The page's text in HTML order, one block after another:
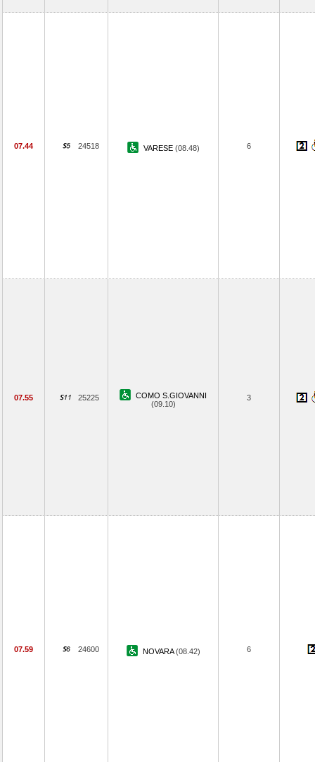
07.44 24518 VARESE (08.48) 6
07.55 25225
COMO S.GIOVANNI
(09.10)
3
07.59 24600 NOVARA(08.42) 6